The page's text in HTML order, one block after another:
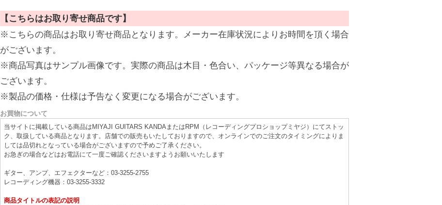
【こちらはお取り寄せ商品です】
※こちらの商品はお取り寄せ商品となります。メーカー在庫状況によりお時間を頂く場合
がございます。
※商品写真はサンプル画像です。実際の商品は木目・色合い、パッケージ等異なる場合が
ございます。
※製品の価格・仕様は予告なく変更になる場合がございます。
お買物について
当サイトに掲載している商品はMIYAJI GUITARS KANDAまたはRPM（レコーディングプロショップミヤジ）にてストッ
ク、取扱している商品となります。店舗での販売もいたしておりますので、オンラインでのご注文のタイミングによりま
しては品切れとなっている場合がございますので予めご了承ください。
お急ぎの場合などはお電話にて一度ご確認くださいますようお願いいたします
ギター、アンプ、エフェクターなど：03-3255-2755
レコーディング機器：03-3255-3332
商品タイトルの表記の説明